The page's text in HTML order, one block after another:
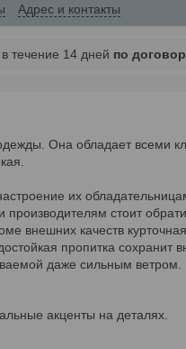
Адрес и контакты
в течение 14 дней по
Она обладает всеми
их
стоит
внешних качеств
пропитка сохранит
даже сильным ветром.
акценты на деталях.